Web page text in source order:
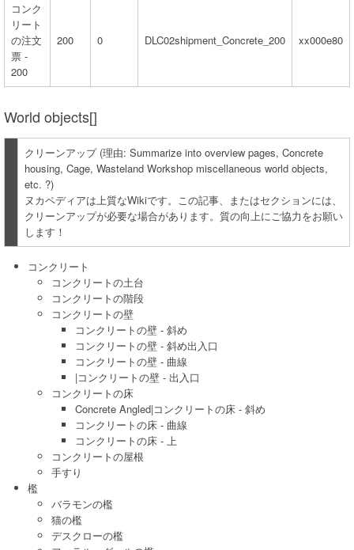
コンク
リート
の注文
票 -
200
200 0 DLC02shipment_Concrete_200 xx000e80
World objects[]
クリーンアップ (理由: Summarize into overview pages, Concrete
housing, Cage, Wasteland Workshop miscellaneous world objects,
etc. ?)
ヌカペディアは上質なWikiです。この記事、またはセクションには、
クリーンアップが必要な場合があります。質の向上にご協力をお願い
します！
コンクリート
コンクリートの土台
コンクリートの階段
コンクリートの壁
コンクリートの壁 - 斜め
コンクリートの壁 - 斜め出入口
コンクリートの壁 - 曲線
|コンクリートの壁 - 出入口
コンクリートの床
Concrete Angled|コンクリートの床 - 斜め
コンクリートの床 - 曲線
コンクリートの床 - 上
コンクリートの屋根
手すり
檻
バラモンの檻
猫の檻
デスクローの檻